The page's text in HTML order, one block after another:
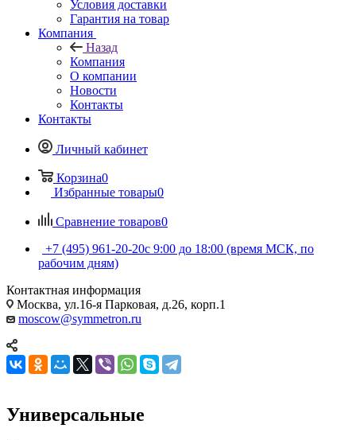
Условия доставки
Гарантия на товар
Компания
Назад
Компания
О компании
Новости
Контакты
Контакты
Личный кабинет
Корзина0
Избранные товары0
Сравнение товаров0
+7 (495) 961-20-20с 9:00 до 18:00 (время МСК, по
рабочим дням)
Контактная информация
Москва, ул.16-я Парковая, д.26, корп.1
moscow@symmetron.ru
Универсальные